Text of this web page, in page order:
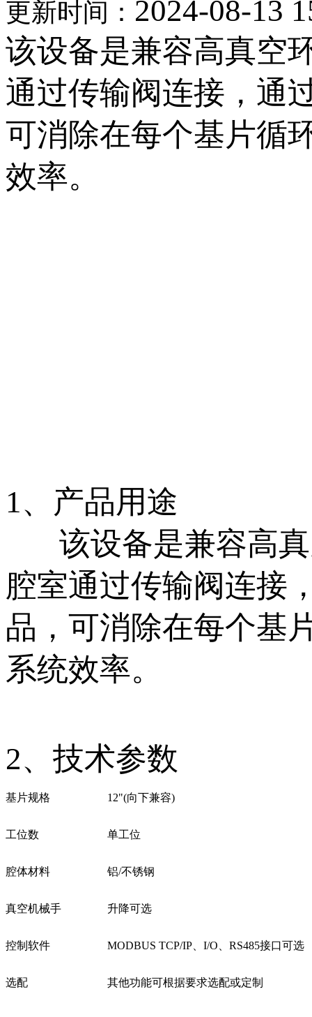
更新时间： 2024-08-13
该设备是兼容高真空
通过传输阀连接，通
可消除在每个基片循
效率。
1、产品用途
该设备是兼容高真
腔室通过传输阀连接
品，可消除在每个基
系统效率。
2、技术参数
基片规格 12"(向下兼容)
工位数 单工位
腔体材料 铝/不锈钢
真空机械手 升降可选
控制软件 MODBUS TCP/IP、I/O、RS485接口可选
选配 其他功能可根据要求选配或定制